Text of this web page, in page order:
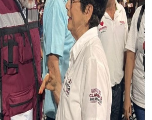
Huracán En Formación Podría Generar Oleaje Elevado En
Viajar A Puerto Vallarta Este Verano Puede Costar Hasta
Buscan Reducir Riesgos Por Cocodrilos En Playas De
Plantean “Ley Don Juanito” Al Diputado Federal Bruno
Vecinos De La Playita Reciben A Juan Carlos Castro
Asesinan En Oaxaca Al Periodista Francisco Alejandro
Detienen A Cuatro Hombres Armados En Bucerías;
Yussara Canales Pide Transparencia Sobre Nuevo
Adultos Mayores De Ixtapa Tendrán Una “Casa De Día”
Mujeres Recorren Calles De Ixtapa Para Identificar
Bruno Blancas Convoca A Mesa De Análisis Para La